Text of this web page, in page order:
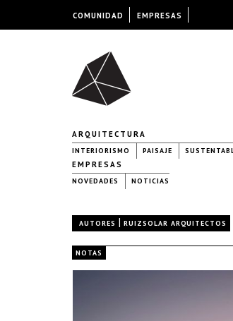
ARQUITECTURA
INTERIORISMO PAISAJE
EMPRESAS
NOVEDADES NOTICIAS
AUTORES | RUIZSOLAR ARQUITECTOS
NOTAS
COMUNIDAD EMPRESAS